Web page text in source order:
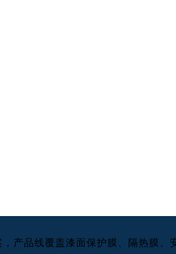
产品线覆盖漆面保护膜、隔热膜、